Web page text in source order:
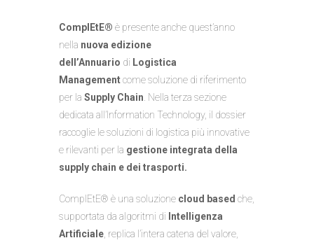
ComplEtE® è presente anche quest’anno
nella nuova edizione
dell’Annuario di Logistica
Managementcome soluzione di riferimento
per la Supply Chain. Nella terza sezione
dedicata all’Information Technology, il dossier
raccoglie le soluzioni di logistica più innovative
e rilevanti per la gestione integrata della
supply chain e dei trasporti.
ComplEtE® è una soluzione cloud based che,
supportata da algoritmi di Intelligenza
Artificiale, replica l’intera catena del valore,